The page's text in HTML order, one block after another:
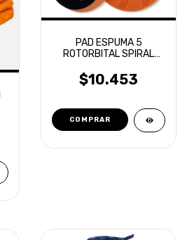
PAD ESPUMA 5
ROTORBITAL SPIRAL
OVERCARS
$10.453